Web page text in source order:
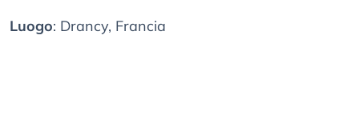
Luogo: Drancy, Francia